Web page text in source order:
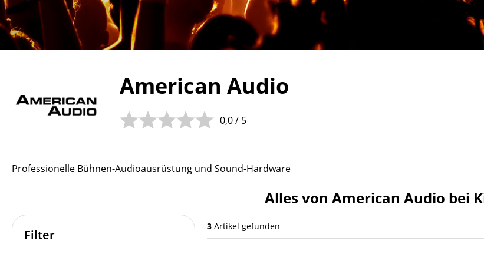
American Audio
0,0 / 5
Professionelle Bühnen-Audioausrüstung und Sound-Hardware
Alles von American Audio bei
Filter
3 Artikel gefunden